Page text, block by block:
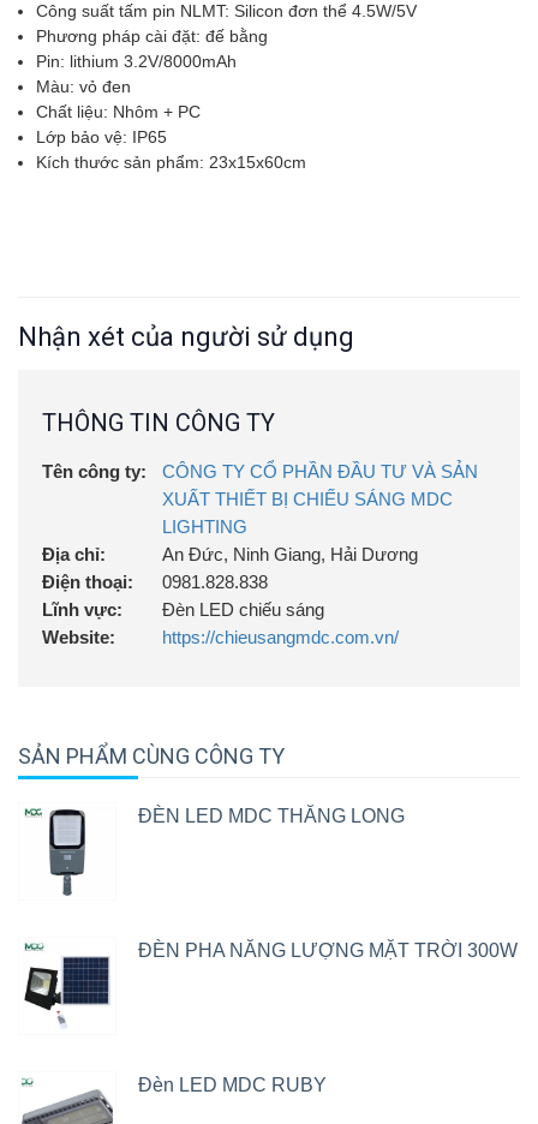
Công suất tấm pin NLMT: Silicon đơn thể 4.5W/5V
Phương pháp cài đặt: đế bằng
Pin: lithium 3.2V/8000mAh
Màu: vỏ đen
Chất liệu: Nhôm + PC
Lớp bảo vệ: IP65
Kích thước sản phẩm: 23x15x60cm
Nhận xét của người sử dụng
THÔNG TIN CÔNG TY
Tên công ty:
CÔNG TY CỔ PHẦN ĐẦU TƯ VÀ SẢN
XUẤT THIẾT BỊ CHIẾU SÁNG MDC
LIGHTING
Địa chỉ:
An Đức, Ninh Giang, Hải Dương
Điện thoại:
0981.828.838
Lĩnh vực:
Đèn LED chiếu sáng
Website:
https://chieusangmdc.com.vn/
SẢN PHẨM CÙNG CÔNG TY
ĐÈN LED MDC THĂNG LONG
ĐÈN PHA NĂNG LƯỢNG MẶT TRỜI 300W
Đèn LED MDC RUBY